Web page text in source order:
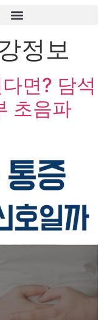
정보
면? 담석
초음파